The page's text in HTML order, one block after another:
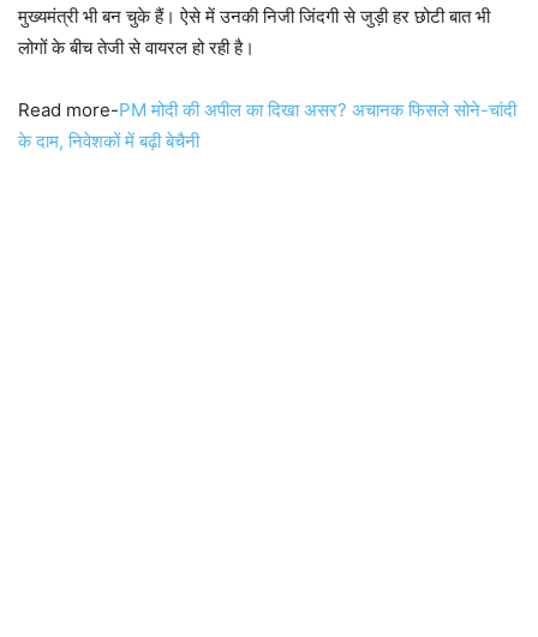
मुख्यमंत्री भी बन चुके हैं। ऐसे में उनकी निजी जिंदगी से जुड़ी हर छोटी बात भी
लोगों के बीच तेजी से वायरल हो रही है।
Read more-PM मोदी की अपील का दिखा असर? अचानक फिसले सोने-चांदी
के दाम, निवेशकों में बढ़ी बेचैनी